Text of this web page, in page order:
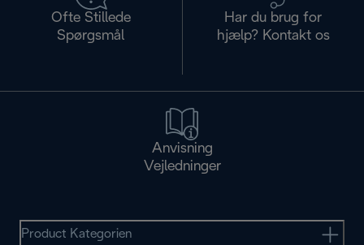
Ofte Stillede
Spørgsmål
Har du brug for
hjælp? Kontakt os
Anvisning
Vejledninger
Product Kategorien